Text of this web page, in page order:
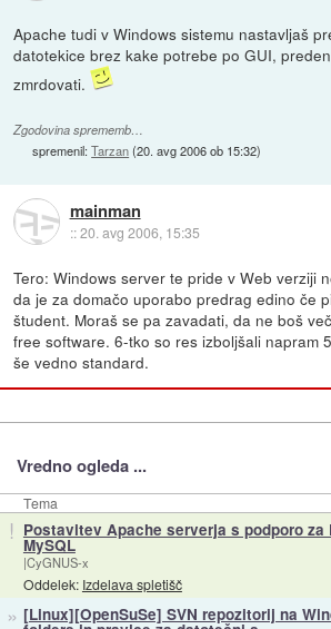
Apache tudi v Windows sistemu nastavljaš
datotekice brez kake potrebe po GUI,
zmrdovati.
Zgodovina sprememb…
spremenil:Tarzan(20. avg 2006 ob 15:32)
mainman
::20. avg 2006, 15:35
Tero: Windows server te pride v Web verziji
da je za domačo uporabo predrag edino če
študent. Moraš se pa zavadati, da ne boš
free software. 6-tko so res izboljšali napram
še vedno standard.
Vredno ogleda ...
Tema
! Postavitev Apache serverja s podporo za
MySQL
|CyGNUS-x
Oddelek: Izdelava spletišč
» [Linux][OpenSuSe] SVN repozitorij na